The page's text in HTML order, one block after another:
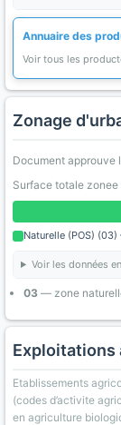
Annuaire des
Voir tous les
Zonage
Document
Surface totale zonee
Naturelle (POS)
Voir les données
03 — zone
Exploitations
Etablissements
(codes d’activite
en agriculture